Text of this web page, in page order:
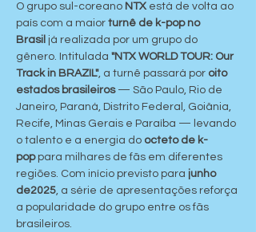
O grupo sul-coreano NTX está de volta ao
país com a maior turnê de k-pop no
Brasil já realizada por um grupo do
gênero. Intitulada "NTX WORLD TOUR: Our
Track in BRAZIL", a turnê passará por oito
estados brasileiros — São Paulo, Rio de
Janeiro, Paraná, Distrito Federal, Goiânia,
Recife, Minas Gerais e Paraíba — levando
o talento e a energia do octeto de k-
pop para milhares de fãs em diferentes
regiões. Com início previsto para junho
de2025, a série de apresentações reforça
a popularidade do grupo entre os fãs
brasileiros.